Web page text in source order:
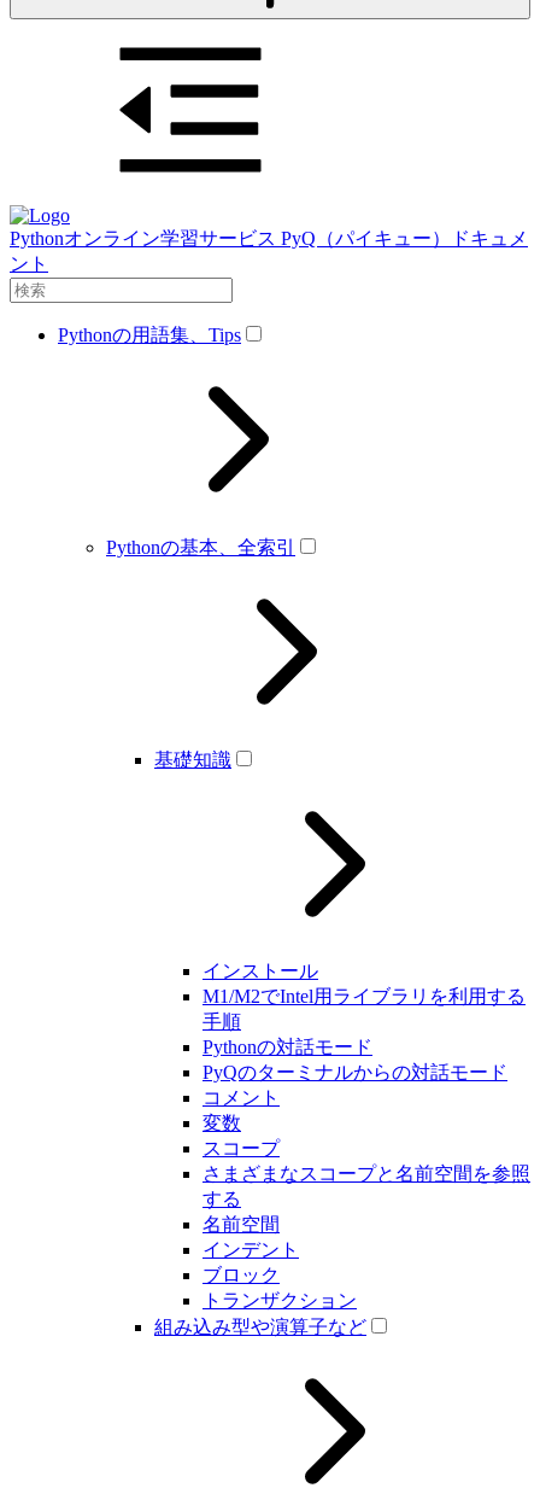
Pythonオンライン学習サービス PyQ（パイキュー）ドキュメ
ント
Pythonの用語集、Tips
Pythonの基本、全索引
基礎知識
インストール
M1/M2でIntel用ライブラリを利用する
手順
Pythonの対話モード
PyQのターミナルからの対話モード
コメント
変数
スコープ
さまざまなスコープと名前空間を参照
する
名前空間
インデント
ブロック
トランザクション
組み込み型や演算子など